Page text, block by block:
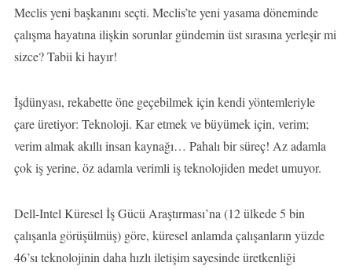
Meclis yeni başkanını seçti. Meclis’te yeni yasama döneminde
çalışma hayatına ilişkin sorunlar gündemin üst sırasına yerleşir mi
sizce? Tabii ki hayır!
İşdünyası, rekabette öne geçebilmek için kendi yöntemleriyle
çare üretiyor: Teknoloji. Kar etmek ve büyümek için, verim;
verim almak akıllı insan kaynağı… Pahalı bir süreç! Az adamla
çok iş yerine, öz adamla verimli iş teknolojiden medet umuyor.
Dell-Intel Küresel İş Gücü Araştırması’na (12 ülkede 5 bin
çalışanla görüşülmüş) göre, küresel anlamda çalışanların yüzde
46’sı teknolojinin daha hızlı iletişim sayesinde üretkenliği